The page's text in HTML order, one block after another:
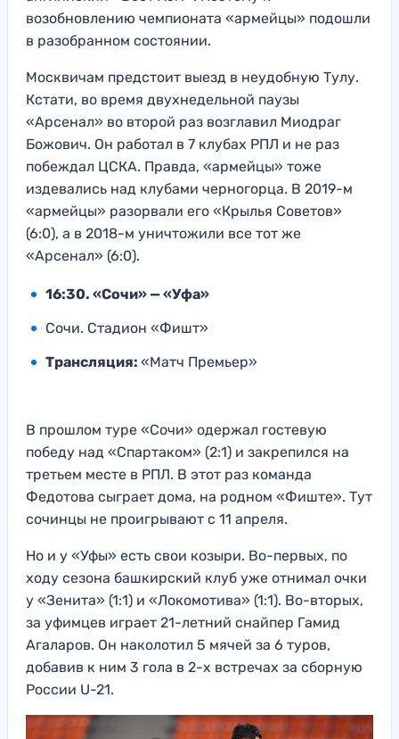
возобновлению чемпионата «армейцы» подошли
в разобранном состоянии.
Москвичам предстоит выезд в неудобную Тулу.
Кстати, во время двухнедельной паузы
«Арсенал» во второй раз возглавил Миодраг
Божович. Он работал в 7 клубах РПЛ и не раз
побеждал ЦСКА. Правда, «армейцы» тоже
издевались над клубами черногорца. В 2019-м
«армейцы» разорвали его «Крылья Советов»
(6:0), а в 2018-м уничтожили все тот же
«Арсенал» (6:0).
16:30. «Сочи» — «Уфа»
Сочи. Стадион «Фишт»
Трансляция: «Матч Премьер»
В прошлом туре «Сочи» одержал гостевую
победу над «Спартаком» (2:1) и закрепился на
третьем месте в РПЛ. В этот раз команда
Федотова сыграет дома, на родном «Фиште». Тут
сочинцы не проигрывают с 11 апреля.
Но и у «Уфы» есть свои козыри. Во-первых, по
ходу сезона башкирский клуб уже отнимал очки
у «Зенита» (1:1) и «Локомотива» (1:1). Во-вторых,
за уфимцев играет 21-летний снайпер Гамид
Агаларов. Он наколотил 5 мячей за 6 туров,
добавив к ним 3 гола в 2-х встречах за сборную
России U-21.